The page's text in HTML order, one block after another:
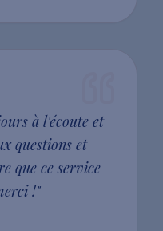
à l'écoute et
questions et
que ce service
!"